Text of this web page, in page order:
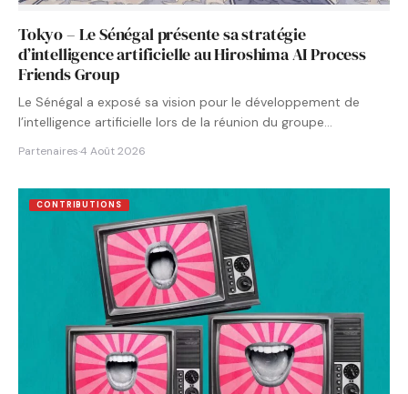
Tokyo – Le Sénégal présente sa stratégie
d’intelligence artificielle au Hiroshima AI Process
Friends Group
Le Sénégal a exposé sa vision pour le développement de
l’intelligence artificielle lors de la réunion du groupe…
Partenaires·4 Août 2026
CONTRIBUTIONS